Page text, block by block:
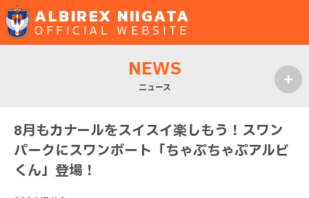
ALBIREX NIIGATA
OFFICIAL WEBSITE
NEWS
ニュース
8月もカナールをスイスイ楽しもう！スワン
パークにスワンボート「ちゃぷちゃぷアルビ
くん」登場！